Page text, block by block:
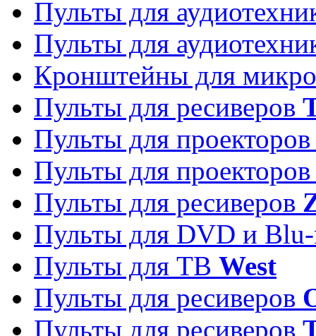
Пульты для
Пульты для
Кронштейны для
Пульты для ресиверов
Пульты для
Пульты для
Пульты для ресиверов
Пульты для DVD и
Пульты для ТВ West
Пульты для ресиверов
Пульты для ресиверов